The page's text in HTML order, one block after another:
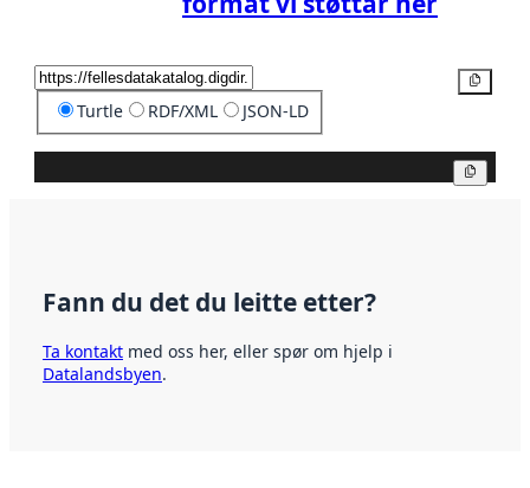
Turtle RDF/XML JSON-LD
Fann du det du leitte etter?
Ta kontakt med oss her, eller spør om hjelp i
Datalandsbyen.